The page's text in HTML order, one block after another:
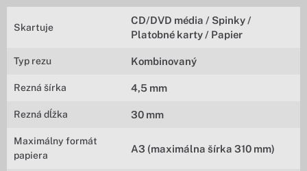
Skartuje
CD/DVD média / Spinky /
Platobné karty / Papier
Typ rezu Kombinovaný
Rezná šírka 4,5 mm
Rezná dĺžka 30 mm
Maximálny formát
papiera
A3 (maximálna šírka 310 mm)